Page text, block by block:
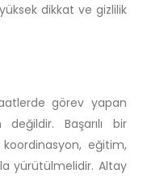
dikkat ve gizlilik
görev yapan
Başarılı bir
eğitim,
yürütülmelidir. Altay